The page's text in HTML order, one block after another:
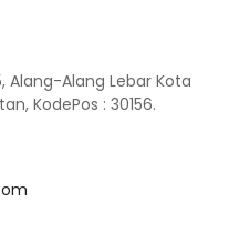
Alang-Alang Lebar Kota
KodePos : 30156.